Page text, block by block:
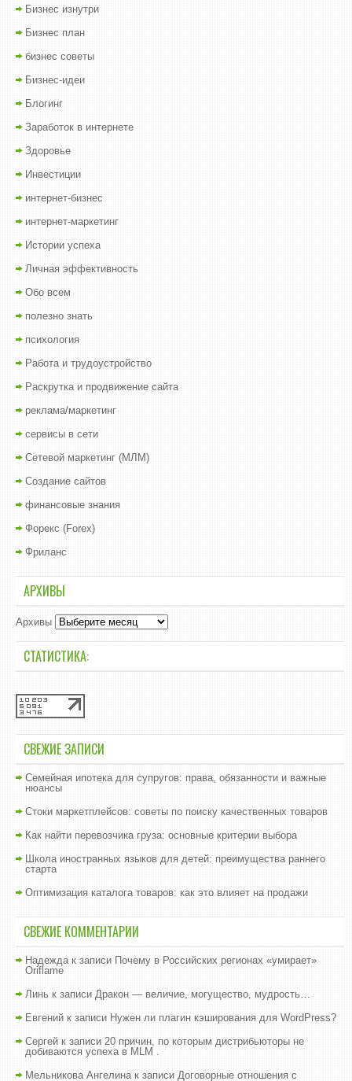
Бизнес изнутри
Бизнес план
бизнес советы
Бизнес-идеи
Блогинг
Заработок в интернете
Здоровье
Инвестиции
интернет-бизнес
интернет-маркетинг
Истории успеха
Личная эффективность
Обо всем
полезно знать
психология
Работа и трудоустройство
Раскрутка и продвижение сайта
реклама/маркетинг
сервисы в сети
Сетевой маркетинг (МЛМ)
Создание сайтов
финансовые знания
Форекс (Forex)
Фриланс
АРХИВЫ
Архивы
СТАТИСТИКА:
СВЕЖИЕ ЗАПИСИ
Семейная ипотека для супругов: права, обязанности и важные
нюансы
Стоки маркетплейсов: советы по поиску качественных товаров
Как найти перевозчика груза: основные критерии выбора
Школа иностранных языков для детей: преимущества раннего
старта
Оптимизация каталога товаров: как это влияет на продажи
СВЕЖИЕ КОММЕНТАРИИ
Надеждак записи Почему в Российских регионах «умирает»
Oriflame
Линь к записи Дракон — величие, могущество, мудрость…
Евгений к записи Нужен ли плагин кэширования для WordPress?
Сергей к записи 20 причин, по которым дистрибьюторы не
добиваются успеха в MLM .
Мельникова Ангелинак записи Договорные отношения с